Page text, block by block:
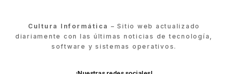
Cultura Informática – Sitio web actualizado
diariamente con las últimas noticias de tecnología,
software y sistemas operativos.